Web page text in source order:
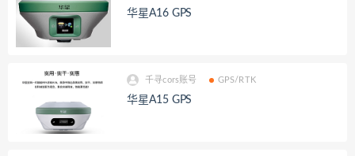
华星A16 GPS
千寻cors账号 GPS/RTK
华星A15 GPS